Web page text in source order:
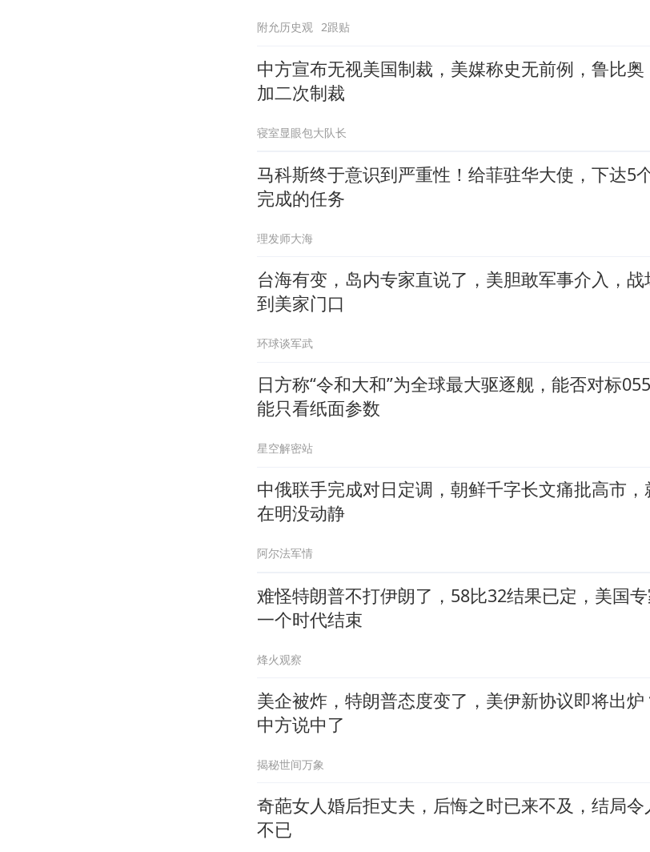
附允历史观 2跟贴
中方宣布无视美国制裁，美媒称史无前例，鲁比奥
加二次制裁
寝室显眼包大队长
马科斯终于意识到严重性！给菲驻华大使，下达5
完成的任务
理发师大海
台海有变，岛内专家直说了，美胆敢军事介入，战
到美家门口
环球谈军武
日方称“令和大和”为全球最大驱逐舰，能否对标
能只看纸面参数
星空解密站
中俄联手完成对日定调，朝鲜千字长文痛批高市，
在明没动静
阿尔法军情
难怪特朗普不打伊朗了，58比32结果已定，美国专
一个时代结束
烽火观察
美企被炸，特朗普态度变了，美伊新协议即将出炉
中方说中了
揭秘世间万象
奇葩女人婚后拒丈夫，后悔之时已来不及，结局令
不已